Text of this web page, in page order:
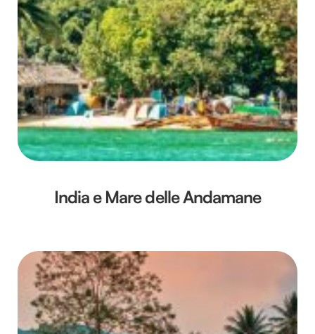
India e Mare delle Andamane